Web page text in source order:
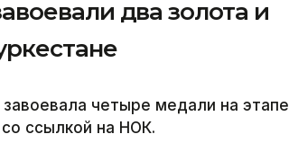
два золота и
четыре медали на этапе
ссылкой на НОК.